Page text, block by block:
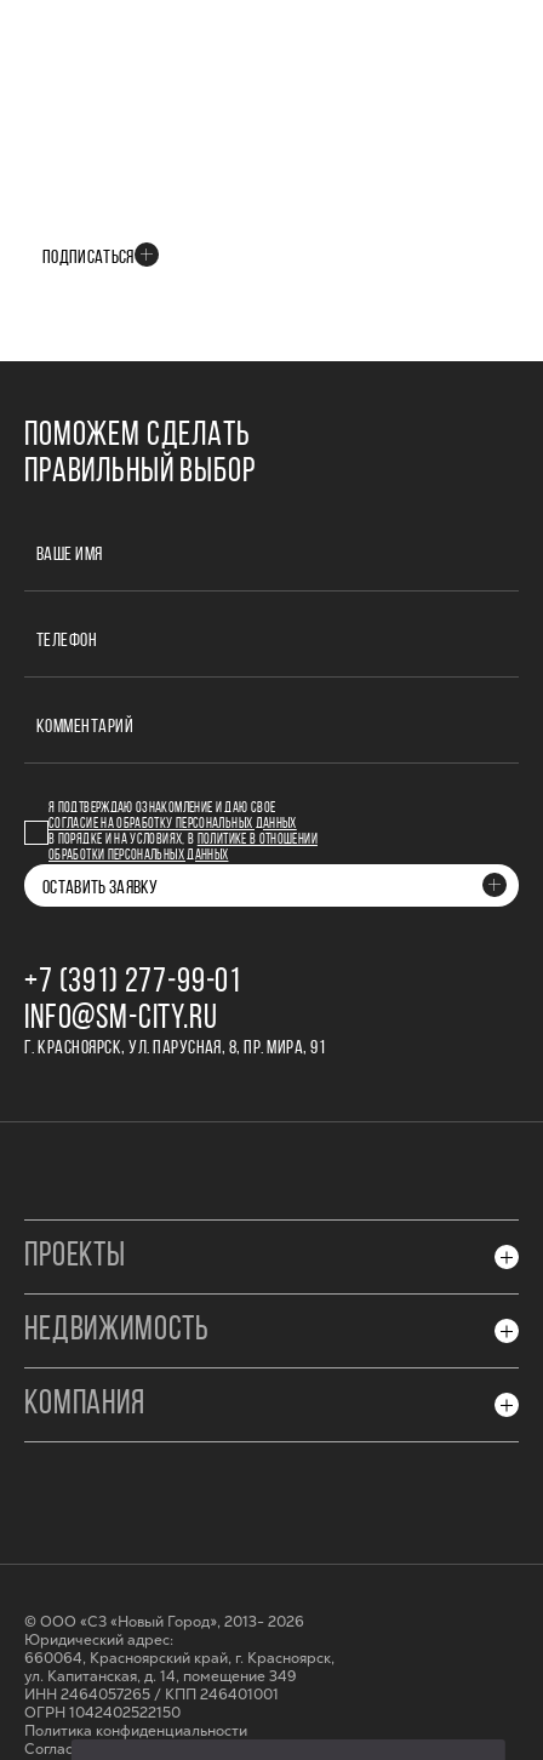
ПОДПИСАТЬСЯ
ПОМОЖЕМ СДЕЛАТЬ
ПРАВИЛЬНЫЙ ВЫБОР
ВАШЕ ИМЯ
ТЕЛЕФОН
КОММЕНТАРИЙ
Я ПОДТВЕРЖДАЮ ОЗНАКОМЛЕНИЕ И ДАЮ СВОЕ
СОГЛАСИЕ НА ОБРАБОТКУ ПЕРСОНАЛЬНЫХ ДАННЫХ
В ПОРЯДКЕ И НА УСЛОВИЯХ, В
ПОЛИТИКЕ В ОТНОШЕНИИ
ОБРАБОТКИ ПЕРСОНАЛЬНЫХ ДАННЫХ
ОСТАВИТЬ ЗАЯВКУ
+7 (391) 277‒99‒01
INFO@SM-CITY.RU
Г. КРАСНОЯРСК, УЛ. ПАРУСНАЯ, 8, ПР. МИРА, 91
ПРОЕКТЫ
НЕДВИЖИМОСТЬ
КОМПАНИЯ
© ООО «СЗ «Новый Город», 2013- 2026
Юридический адрес:
660064, Красноярский край, г. Красноярск,
ул. Капитанская, д. 14, помещение 349
ИНН 2464057265 / КПП 246401001
ОГРН 1042402522150
Политика конфиденциальности
Согласие на обработку персональных данных